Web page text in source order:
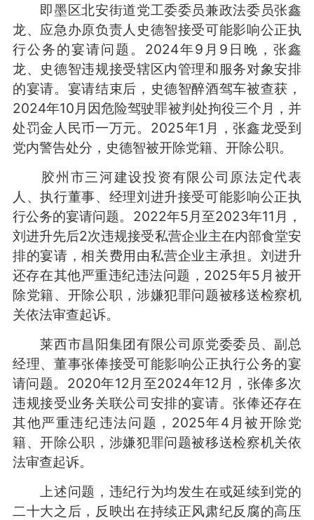
即墨区北安街道党工委委员兼政法委员张鑫
龙、应急办原负责人史德智接受可能影响公正执
行公务的宴请问题。2024年9月9日晚，张鑫
龙、史德智违规接受辖区内管理和服务对象安排
的宴请。宴请结束后，史德智醉酒驾车被查获，
2024年10月因危险驾驶罪被判处拘役三个月，并
处罚金人民币一万元。2025年1月，张鑫龙受到
党内警告处分，史德智被开除党籍、开除公职。
胶州市三河建设投资有限公司原法定代表
人、执行董事、经理刘进升接受可能影响公正执
行公务的宴请问题。2022年5月至2023年11月，
刘进升先后2次违规接受私营企业主在内部食堂安
排的宴请，相关费用由私营企业主承担。刘进升
还存在其他严重违纪违法问题，2025年5月被开
除党籍、开除公职，涉嫌犯罪问题被移送检察机
关依法审查起诉。
莱西市昌阳集团有限公司原党委委员、副总
经理、董事张俸接受可能影响公正执行公务的宴
请问题。2020年12月至2024年12月，张俸多次
违规接受业务关联公司安排的宴请。张俸还存在
其他严重违纪违法问题，2025年4月被开除党
籍、开除公职，涉嫌犯罪问题被移送检察机关依
法审查起诉。
上述问题，违纪行为均发生在或延续到党的
二十大之后，反映出在持续正风肃纪反腐的高压